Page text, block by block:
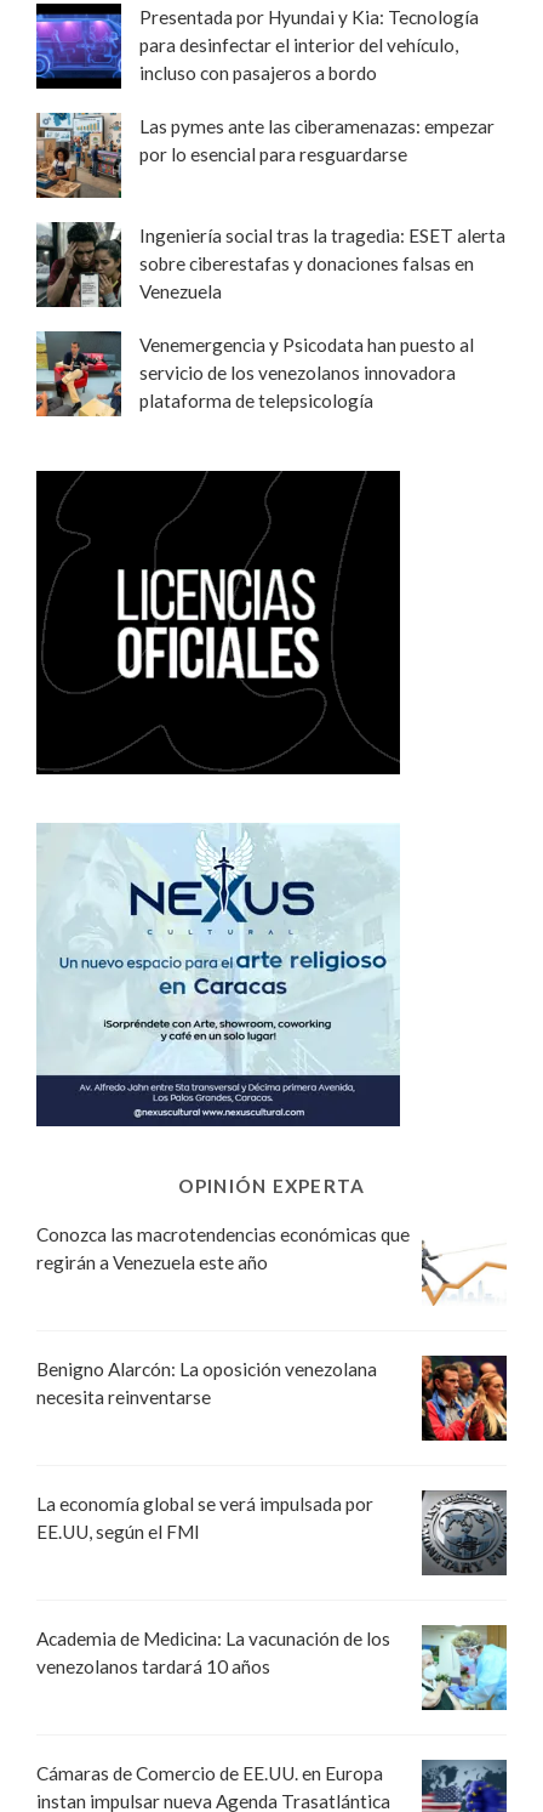
Presentada por Hyundai y Kia: Tecnología
para desinfectar el interior del vehículo,
incluso con pasajeros a bordo
Las pymes ante las ciberamenazas: empezar
por lo esencial para resguardarse
Ingeniería social tras la tragedia: ESET alerta
sobre ciberestafas y donaciones falsas en
Venezuela
Venemergencia y Psicodata han puesto al
servicio de los venezolanos innovadora
plataforma de telepsicología
OPINIÓN EXPERTA
Conozca las macrotendencias económicas que
regirán a Venezuela este año
Benigno Alarcón: La oposición venezolana
necesita reinventarse
La economía global se verá impulsada por
EE.UU, según el FMI
Academia de Medicina: La vacunación de los
venezolanos tardará 10 años
Cámaras de Comercio de EE.UU. en Europa
instan impulsar nueva Agenda Trasatlántica